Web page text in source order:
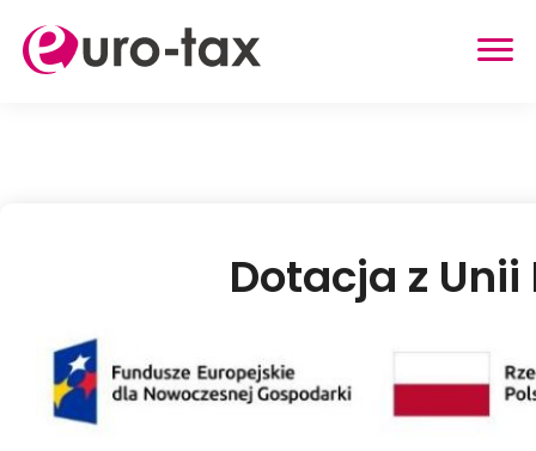
AUSTRIA
INNE USŁUGI
Dotacja z